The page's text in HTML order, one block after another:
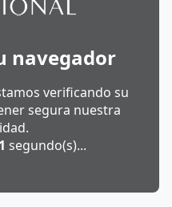
navegador
verificando su
segura nuestra
1 segundo(s)...